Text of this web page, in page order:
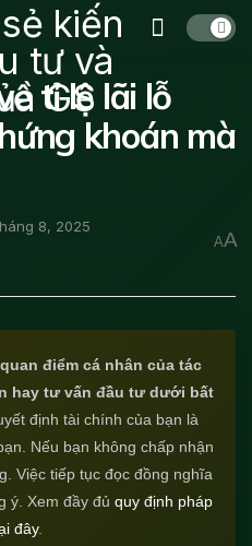
tỉ lệ lãi lỗ
khoán mà
8, 2025
AA
điểm cá nhân của tác
hay tư vấn đầu tư dưới bất
định tài chính của bạn là
Nếu bạn không chấp nhận
Việc tiếp tục đọc đồng nghĩa
ý. Xem đầy đủ quy định pháp
đây.